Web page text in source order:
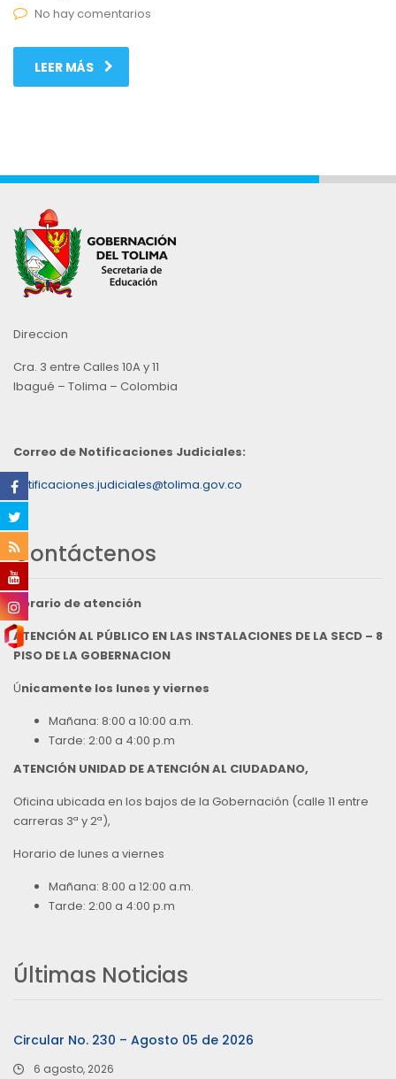
No hay comentarios
LEER MÁS
Direccion
Cra. 3 entre Calles 10A y 11
Ibagué – Tolima – Colombia
Correo de Notificaciones Judiciales:
notificaciones.judiciales@tolima.gov.co
Contáctenos
Horario de atención
ATENCIÓN AL PÚBLICO EN LAS INSTALACIONES DE LA SECD – 8
PISO DE LA GOBERNACION
Únicamente los lunes y viernes
Mañana: 8:00 a 10:00 a.m.
Tarde: 2:00 a 4:00 p.m
ATENCIÓN UNIDAD DE ATENCIÓN AL CIUDADANO,
Oficina ubicada en los bajos de la Gobernación (calle 11 entre
carreras 3ª y 2ª),
Horario de lunes a viernes
Mañana: 8:00 a 12:00 a.m.
Tarde: 2:00 a 4:00 p.m
Últimas Noticias
Circular No. 230 – Agosto 05 de 2026
6 agosto, 2026